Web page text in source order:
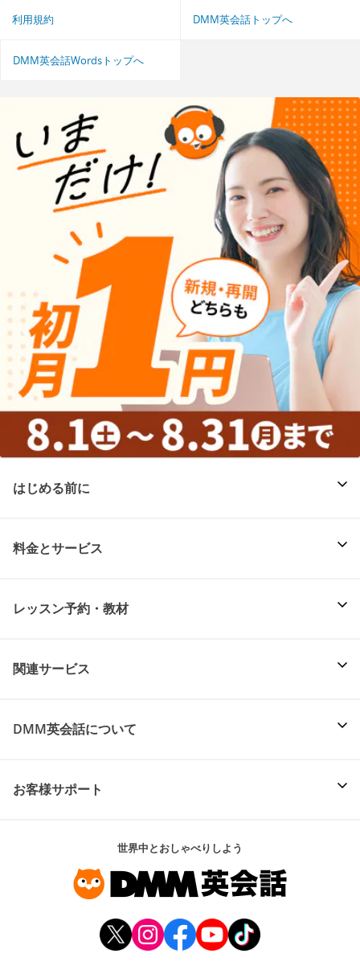
利用規約 DMM英会話トップへ
DMM英会話Wordsトップへ
はじめる前に
料金とサービス
レッスン予約・教材
関連サービス
DMM英会話について
お客様サポート
世界中とおしゃべりしよう